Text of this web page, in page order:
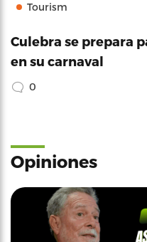
Tourism
Culebra se prepara
en su carnaval
0
Opiniones